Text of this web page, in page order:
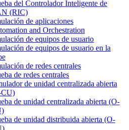
del Controlador Inteligente de
(RIC)
de aplicaciones
and Orchestration
de equipos de usuario
de equipos de usuario en la
de redes centrales
de redes centrales
de unidad centralizada abierta
de unidad centralizada abierta (O-
de unidad distribuida abierta (O-